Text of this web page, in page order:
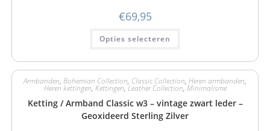
€69,95
Opties selecteren
Armbanden, Bohemian Collection, Classic Collection, Heren armbanden,
Heren kettingen, Kettingen,Leather Collection,Minimalisme
Ketting / Armband Classic w3 – vintage zwart leder –
Geoxideerd Sterling Zilver